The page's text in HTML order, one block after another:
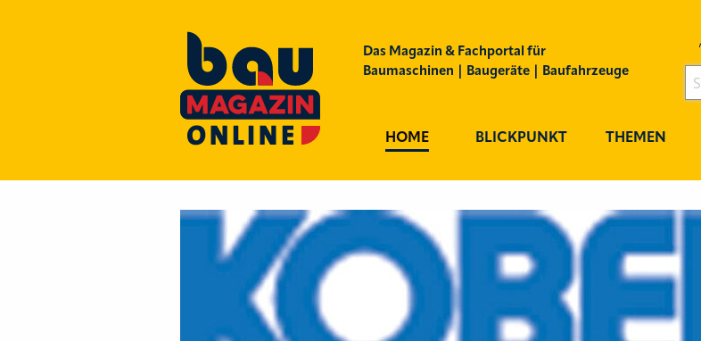
Das Magazin & Fachportal für
Baumaschinen | Baugeräte | Baufahrzeuge
HOME BLICKPUNKT THEMEN